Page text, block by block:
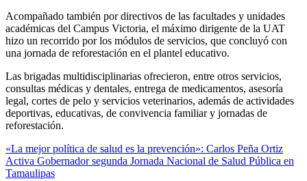
Acompañado también por directivos de las facultades y unidades
académicas del Campus Victoria, el máximo dirigente de la UAT
hizo un recorrido por los módulos de servicios, que concluyó con
una jornada de reforestación en el plantel educativo.
Las brigadas multidisciplinarias ofrecieron, entre otros servicios,
consultas médicas y dentales, entrega de medicamentos, asesoría
legal, cortes de pelo y servicios veterinarios, además de actividades
deportivas, educativas, de convivencia familiar y jornadas de
reforestación.
Navegación
de
«La mejor política de salud es la prevención»: Carlos Peña Ortiz
Activa Gobernador segunda Jornada Nacional de Salud Pública en
Tamaulipas